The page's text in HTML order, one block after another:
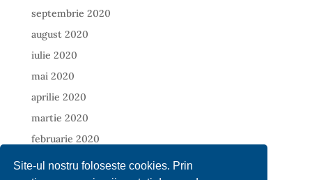
Site-ul nostru foloseste cookies. Prin
septembrie 2020
august 2020
iulie 2020
mai 2020
aprilie 2020
martie 2020
februarie 2020
ianuarie 2020